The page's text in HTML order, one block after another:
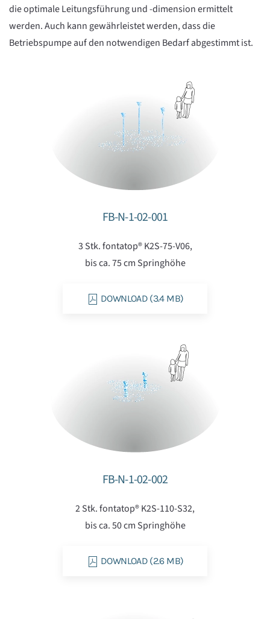
die optimale Leitungsführung und -dimension ermittelt
werden. Auch kann gewährleistet werden, dass die
Betriebspumpe auf den notwendigen Bedarf abgestimmt ist.
FB-N-1-02-001
3 Stk. fontatop® K2S-75-V06,
bis ca. 75 cm Springhöhe
DOWNLOAD (3.4 MB)
FB-N-1-02-002
2 Stk. fontatop® K2S-110-S32,
bis ca. 50 cm Springhöhe
DOWNLOAD (2.6 MB)